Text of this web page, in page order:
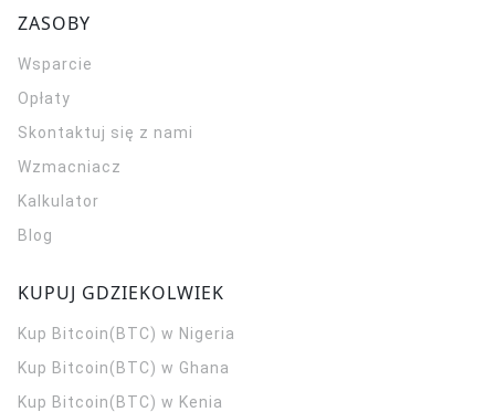
ZASOBY
Wsparcie
Opłaty
Skontaktuj się z nami
Wzmacniacz
Kalkulator
Blog
KUPUJ GDZIEKOLWIEK
Kup Bitcoin(BTC) w Nigeria
Kup Bitcoin(BTC) w Ghana
Kup Bitcoin(BTC) w Kenia